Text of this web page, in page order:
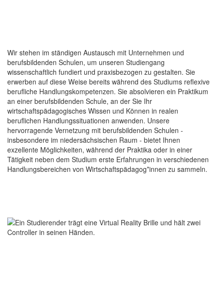
Wir stehen im ständigen Austausch mit Unternehmen und
berufsbildenden Schulen, um unseren Studiengang
wissenschaftlich fundiert und praxisbezogen zu gestalten. Sie
erwerben auf diese Weise bereits während des Studiums reflexive
berufliche Handlungskompetenzen. Sie absolvieren ein Praktikum
an einer berufsbildenden Schule, an der Sie Ihr
wirtschaftspädagogisches Wissen und Können in realen
beruflichen Handlungssituationen anwenden. Unsere
hervorragende Vernetzung mit berufsbildenden Schulen -
insbesondere im niedersächsischen Raum - bietet Ihnen
exzellente Möglichkeiten, während der Praktika oder in einer
Tätigkeit neben dem Studium erste Erfahrungen in verschiedenen
Handlungsbereichen von Wirtschaftspädagog*innen zu sammeln.